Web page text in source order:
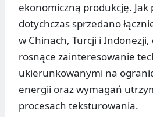
ekonomiczną produkcję.
dotychczas sprzedano
w Chinach, Turcji i Indonezji,
rosnące zainteresowanie
ukierunkowanymi na
energii oraz wymagań
procesach teksturowania.